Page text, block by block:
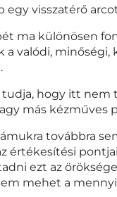
visszatérő
ma különösen
a valódi,
tudja, hogy itt
más kézműves
továbbra
értékesítési
ezt az
mehet a